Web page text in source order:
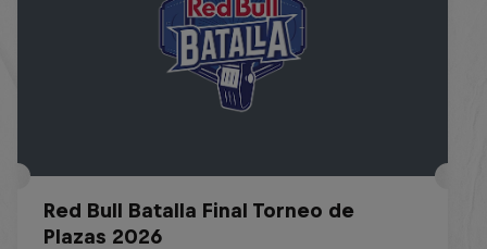
Red Bull Batalla Final Torneo de
Plazas 2026